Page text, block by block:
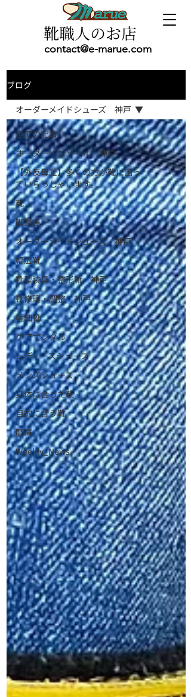
contact@e-marue.com
靴職人のお店
ブログ
全ての記事
オーダーインソール 神戸
【外反母趾】多くの方が靴に困っ
ていらっしゃいます。
靴
脚長差
オーダーメイドシューズ 神戸
幅広靴
靴型装具・整形靴 神戸
靴修理・調整 神戸
幅細靴
ケアサンダル
レディースシューズ
メンズシューズ
身体に合った靴
目的に合う靴
膝痛
Weekly_News
オーダーメイドシューズ 神戸